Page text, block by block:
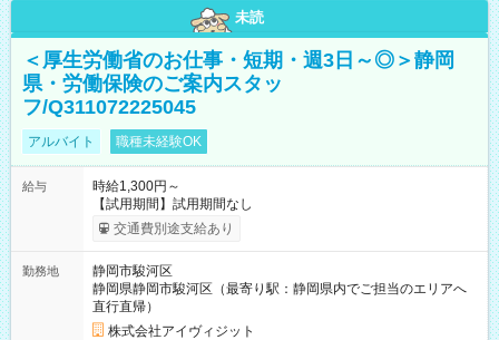
未読
＜厚生労働省のお仕事・短期・週3日～◎＞静岡
県・労働保険のご案内スタッ
フ/Q311072225045
アルバイト 職種未経験OK
給与
時給1,300円～
【試用期間】試用期間なし
交通費別途支給あり
勤務地
静岡市駿河区
静岡県静岡市駿河区（最寄り駅：静岡県内でご担当のエリアへ
直行直帰）
株式会社アイヴィジット